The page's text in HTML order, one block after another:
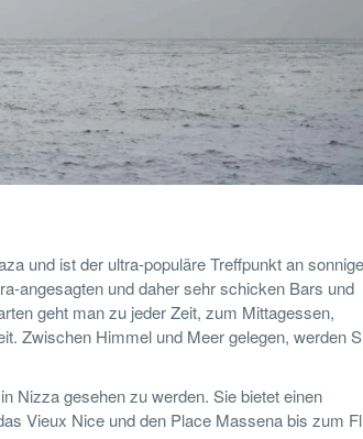
und ist der ultra-populäre Treffpunkt an
angesagten und daher sehr schicken Bars und
geht man zu jeder Zeit, zum Mittagessen,
Zwischen Himmel und Meer gelegen, werden
Nizza gesehen zu werden. Sie bietet einen
Vieux Nice und den Place Massena bis zum